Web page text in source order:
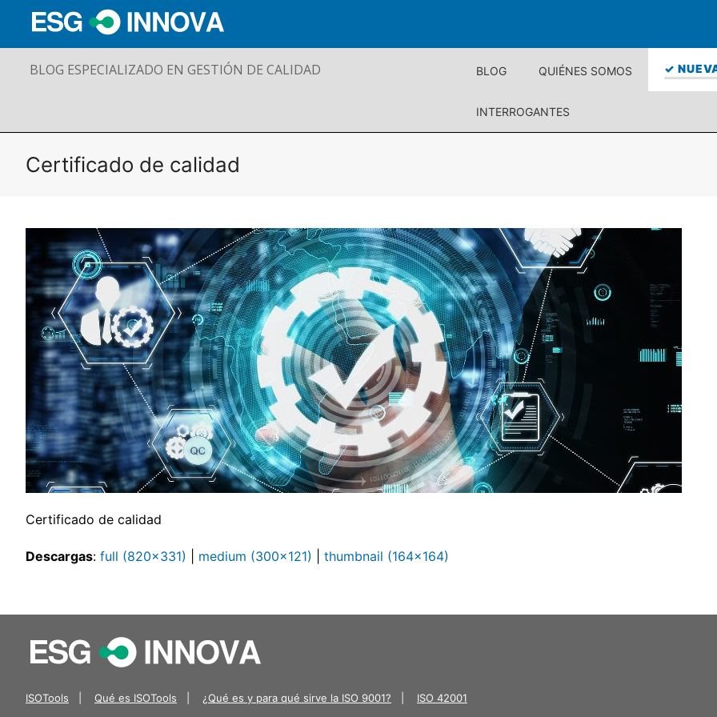
BLOG ESPECIALIZADO EN GESTIÓN DE CALIDAD BLOG QUIÉNES SOMOS ✓
INTERROGANTES
Certificado de calidad
Certificado de calidad
Descargas: full (820x331) medium (300x121) thumbnail (164x164)
ISOTools Qué es ISOTools ¿Qué es y para qué sirve la ISO 9001? ISO 42001